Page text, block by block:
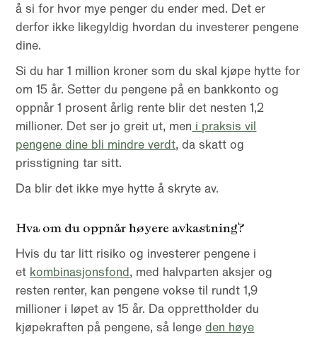
å si for hvor mye penger du ender med. Det er
derfor ikke likegyldig hvordan du investerer pengene
dine.
Si du har 1 million kroner som du skal kjøpe hytte for
om 15 år. Setter du pengene på en bankkonto og
oppnår 1 prosent årlig rente blir det nesten 1,2
millioner. Det ser jo greit ut, men i praksis vil
pengene dine bli mindre verdt, da skatt og
prisstigning tar sitt.
Da blir det ikke mye hytte å skryte av.
Hva om du oppnår høyere avkastning?
Hvis du tar litt risiko og investerer pengene i
et kombinasjonsfond, med halvparten aksjer og
resten renter, kan pengene vokse til rundt 1,9
millioner i løpet av 15 år. Da opprettholder du
kjøpekraften på pengene, så lengeden høye